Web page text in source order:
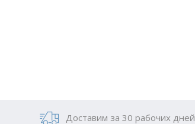
Доставим за 30 рабочих дней